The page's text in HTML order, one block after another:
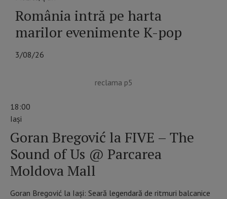
România intră pe harta
marilor evenimente K-pop
3/08/26
reclama p5
18:00
Iaşi
Goran Bregović la FIVE – The
Sound of Us @ Parcarea
Moldova Mall
Goran Bregović la Iași: Seară legendară de ritmuri balcanice